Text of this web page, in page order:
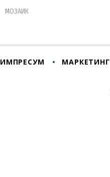
МОЗАИК
ИМПРЕСУМ МАРКЕТИНГ